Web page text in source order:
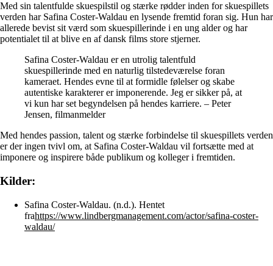
Med sin talentfulde skuespilstil og stærke rødder inden for skuespillets
verden har Safina Coster-Waldau en lysende fremtid foran sig. Hun har
allerede bevist sit værd som skuespillerinde i en ung alder og har
potentialet til at blive en af dansk films store stjerner.
Safina Coster-Waldau er en utrolig talentfuld
skuespillerinde med en naturlig tilstedeværelse foran
kameraet. Hendes evne til at formidle følelser og skabe
autentiske karakterer er imponerende. Jeg er sikker på, at
vi kun har set begyndelsen på hendes karriere. – Peter
Jensen, filmanmelder
Med hendes passion, talent og stærke forbindelse til skuespillets verden
er der ingen tvivl om, at Safina Coster-Waldau vil fortsætte med at
imponere og inspirere både publikum og kolleger i fremtiden.
Kilder:
Safina Coster-Waldau. (n.d.). Hentet
frahttps://www.lindbergmanagement.com/actor/safina-coster-
waldau/